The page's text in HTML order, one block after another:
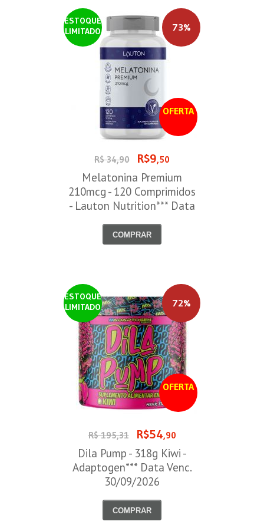
ESTOQUE
LIMITADO
OFERTA
73%
R$ 34,90 R$9,50
Melatonina Premium
210mcg - 120 Comprimidos
- Lauton Nutrition*** Data
COMPRAR
ESTOQUE
LIMITADO
OFERTA
72%
R$ 195,31 R$54,90
Dila Pump - 318g Kiwi -
Adaptogen*** Data Venc.
30/09/2026
COMPRAR